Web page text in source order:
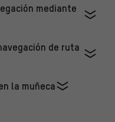
mediante
de ruta
la muñeca